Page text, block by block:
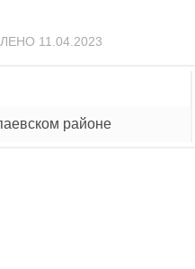
11.04.2023
районе